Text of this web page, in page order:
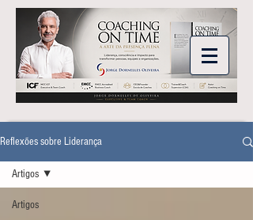
Reflexões sobre Liderança
Artigos
Artigos